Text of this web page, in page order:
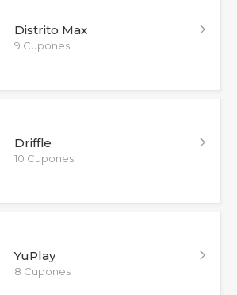
Distrito Max
9 Cupones
Driffle
10 Cupones
YuPlay
8 Cupones